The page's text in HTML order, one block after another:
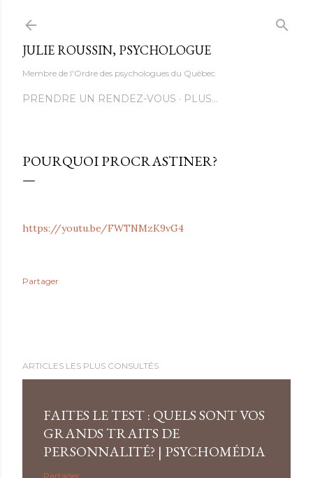
JULIE ROUSSIN, PSYCHOLOGUE
Membre de l'Ordre des psychologues du Québec
PRENDRE UN RENDEZ-VOUS PLUS…
POURQUOI PROCRASTINER?
https://youtu.be/FWTNMzK9vG4
Partager
ARTICLES LES PLUS CONSULTÉS
FAITES LE TEST : QUELS SONT VOS
GRANDS TRAITS DE
PERSONNALITÉ? | PSYCHOMÉDIA
Partager